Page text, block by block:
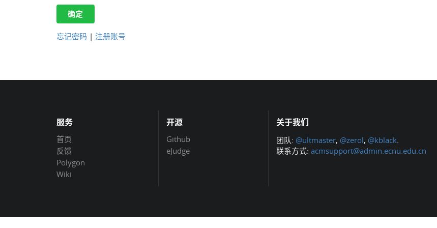
确定
忘记密码 | 注册账号
服务
首页
反馈
Polygon
Wiki
开源
Github
eJudge
关于我们
团队: @ultmaster, @zerol, @kblack
联系方式: acmsupport@admin.ecnu.edu.cn